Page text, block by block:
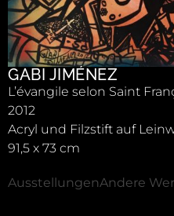
GABI JIMÉNEZ
L’évangile selon Saint
2012
Acryl und Filzstift auf
91,5 x 73 cm
AusstellungenAndere